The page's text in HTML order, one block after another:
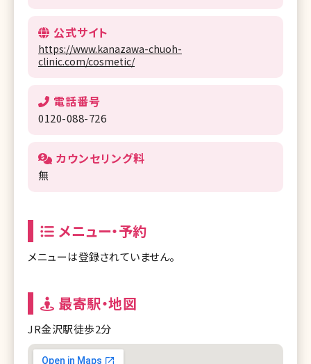
公式サイト
https://www.kanazawa-chuoh-
clinic.com/cosmetic/
電話番号
0120-088-726
カウンセリング料
無
メニュー・予約
メニューは登録されていません。
最寄駅・地図
JR金沢駅徒歩2分